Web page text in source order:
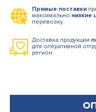
Прямые поставки
максимально низкие
перевозку.
Доставка продукции
для оперативной
регион.